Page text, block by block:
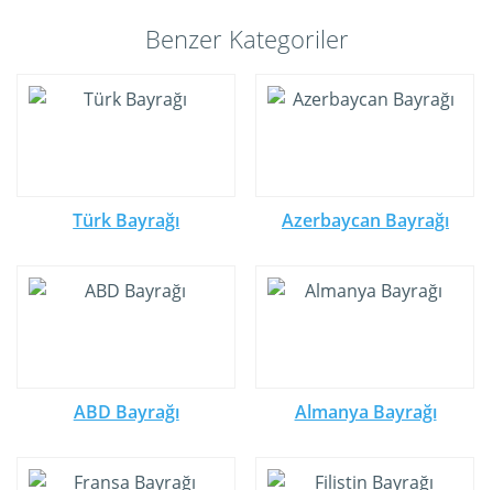
Benzer Kategoriler
Türk Bayrağı Azerbaycan Bayrağı
ABD Bayrağı Almanya Bayrağı